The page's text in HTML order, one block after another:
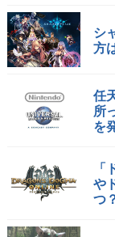
シ
方
任
所
を
や
つ